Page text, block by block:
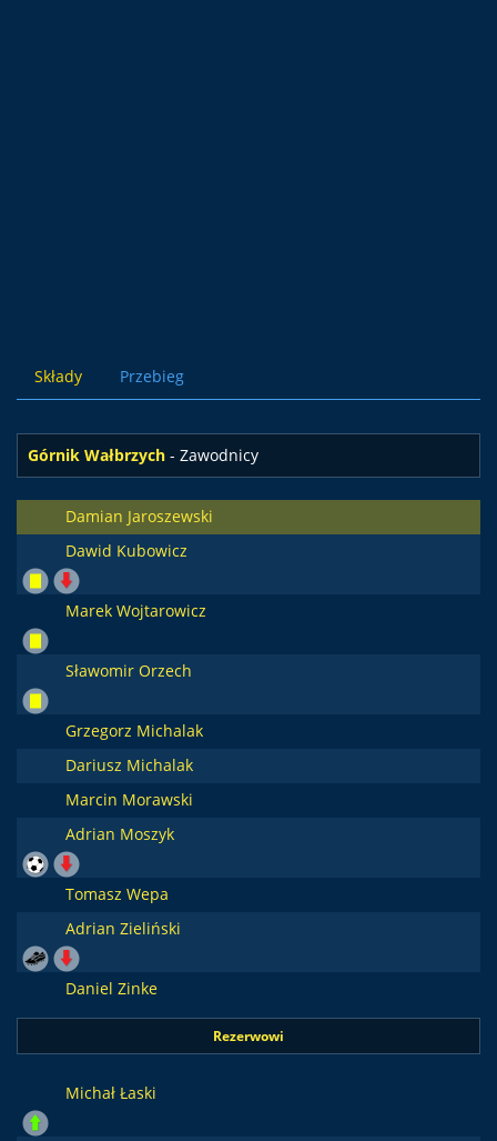
Składy Przebieg
Górnik Wałbrzych - Zawodnicy
Damian Jaroszewski
Dawid Kubowicz
Marek Wojtarowicz
Sławomir Orzech
Grzegorz Michalak
Dariusz Michalak
Marcin Morawski
Adrian Moszyk
Tomasz Wepa
Adrian Zieliński
Daniel Zinke
Rezerwowi
Michał Łaski